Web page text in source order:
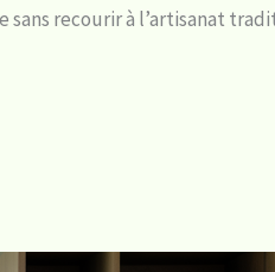
recourir à l’artisanat